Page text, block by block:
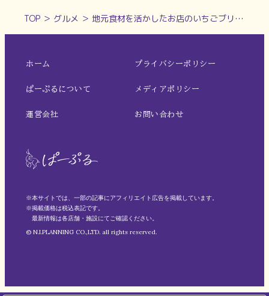
TOP ＞ グルメ ＞ 地元食材を活かしたお店のいちごブリュレパフェ【ごせ町料理koe｜御所市】
ホーム
ぱーぷるについて
運営会社
プライバシーポリシー
メディアポリシー
お問い合わせ
※本サイトでは、一部の記事にアフィリエイト広告を掲載しています。
※掲載価格は税込表記です。
最新情報は各店舗・施設にてご確認ください。
© N.I.PLANNING CO.,LTD. all rights reserved.